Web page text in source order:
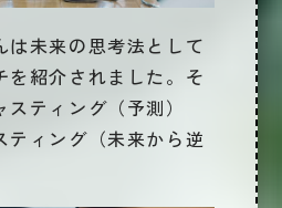
は未来の思考法として
を紹介されました。そ
ティング（予測）
ティング（未来から逆